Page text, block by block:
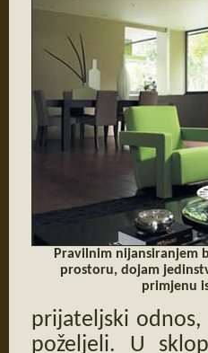
Pravilnim nijansiranjem
prostoru, dojam
primjenu
prijateljski
poželjeli. U